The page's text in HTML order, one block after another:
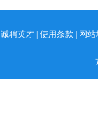
诚聘英才 使用条款 网